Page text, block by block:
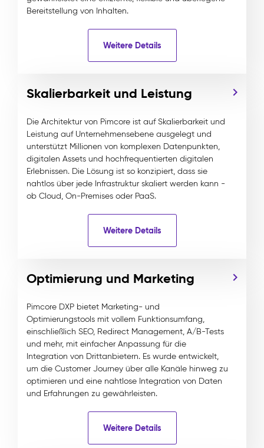
Bereitstellung von Inhalten.
Weitere Details
Skalierbarkeit und Leistung
Die Architektur von Pimcore ist auf Skalierbarkeit und
Leistung auf Unternehmensebene ausgelegt und
unterstützt Millionen von komplexen Datenpunkten,
digitalen Assets und hochfrequentierten digitalen
Erlebnissen. Die Lösung ist so konzipiert, dass sie
nahtlos über jede Infrastruktur skaliert werden kann -
ob Cloud, On-Premises oder PaaS.
Weitere Details
Optimierung und Marketing
Pimcore DXP bietet Marketing- und
Optimierungstools mit vollem Funktionsumfang,
einschließlich SEO, Redirect Management, A/B-Tests
und mehr, mit einfacher Anpassung für die
Integration von Drittanbietern. Es wurde entwickelt,
um die Customer Journey über alle Kanäle hinweg zu
optimieren und eine nahtlose Integration von Daten
und Erfahrungen zu gewährleisten.
Weitere Details